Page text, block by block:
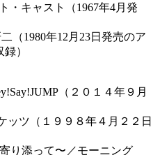
・キャスト（1967年4月発
（1980年12月23日発売のア
）
（２０１４年９月
ッツ（１９９８年４月２２日
り添って〜／モーニング